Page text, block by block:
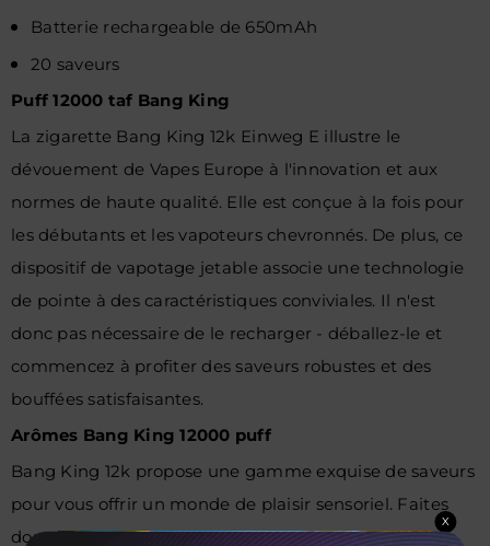
Batterie rechargeable de 650mAh
20 saveurs
Puff 12000 taf Bang King
La zigarette Bang King 12k Einweg E illustre le
dévouement de Vapes Europe à l'innovation et aux
normes de haute qualité. Elle est conçue à la fois pour
les débutants et les vapoteurs chevronnés. De plus, ce
dispositif de vapotage jetable associe une technologie
de pointe à des caractéristiques conviviales. Il n'est
donc pas nécessaire de le recharger - déballez-le et
commencez à profiter des saveurs robustes et des
bouffées satisfaisantes.
Arômes Bang King 12000 puff
Bang King 12k propose une gamme exquise de saveurs
pour vous offrir un monde de plaisir sensoriel. Faites
donc l'expérience d'un éventail de saveurs
X